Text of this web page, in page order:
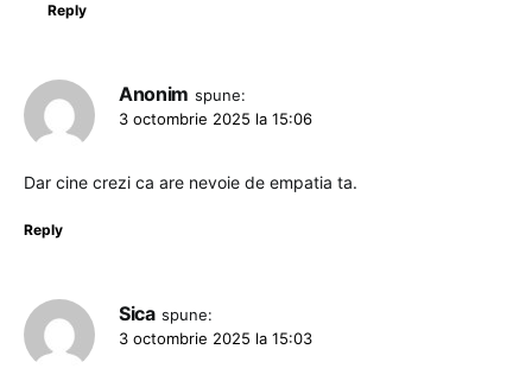
Reply
Anonim spune:
3 octombrie 2025 la 15:06
Dar cine crezi ca are nevoie de empatia ta.
Reply
Sica spune:
3 octombrie 2025 la 15:03